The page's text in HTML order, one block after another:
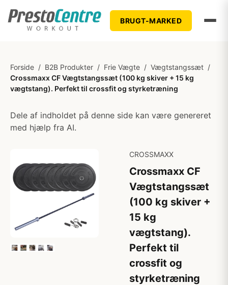
BRUGT-MARKED
Forside / B2B Produkter / Frie Vægte / Vægtstangssæt /
Crossmaxx CF Vægtstangssæt (100 kg skiver + 15 kg
vægtstang). Perfekt til crossfit og styrketræning
Dele af indholdet på denne side kan være genereret
med hjælp fra AI.
CROSSMAXX
Crossmaxx CF
Vægtstangssæt
(100 kg skiver +
15 kg
vægtstang).
Perfekt til
crossfit og
styrketræning